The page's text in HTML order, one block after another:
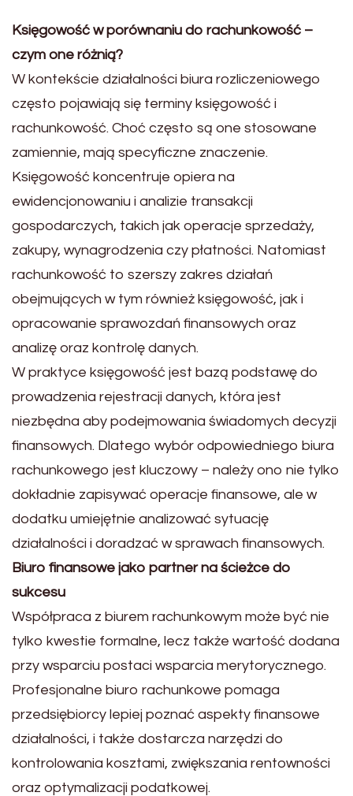
Księgowość w porównaniu do rachunkowość –
czym one różnią?
W kontekście działalności biura rozliczeniowego
często pojawiają się terminy księgowość i
rachunkowość. Choć często są one stosowane
zamiennie, mają specyficzne znaczenie.
Księgowość koncentruje opiera na
ewidencjonowaniu i analizie transakcji
gospodarczych, takich jak operacje sprzedaży,
zakupy, wynagrodzenia czy płatności. Natomiast
rachunkowość to szerszy zakres działań
obejmujących w tym również księgowość, jak i
opracowanie sprawozdań finansowych oraz
analizę oraz kontrolę danych.
W praktyce księgowość jest bazą podstawę do
prowadzenia rejestracji danych, która jest
niezbędna aby podejmowania świadomych decyzji
finansowych. Dlatego wybór odpowiedniego biura
rachunkowego jest kluczowy – należy ono nie tylko
dokładnie zapisywać operacje finansowe, ale w
dodatku umiejętnie analizować sytuację
działalności i doradzać w sprawach finansowych.
Biuro finansowe jako partner na ścieżce do
sukcesu
Współpraca z biurem rachunkowym może być nie
tylko kwestie formalne, lecz także wartość dodana
przy wsparciu postaci wsparcia merytorycznego.
Profesjonalne biuro rachunkowe pomaga
przedsiębiorcy lepiej poznać aspekty finansowe
działalności, i także dostarcza narzędzi do
kontrolowania kosztami, zwiększania rentowności
oraz optymalizacji podatkowej.